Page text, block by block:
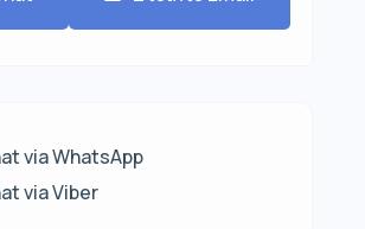
via WhatsApp
via Viber